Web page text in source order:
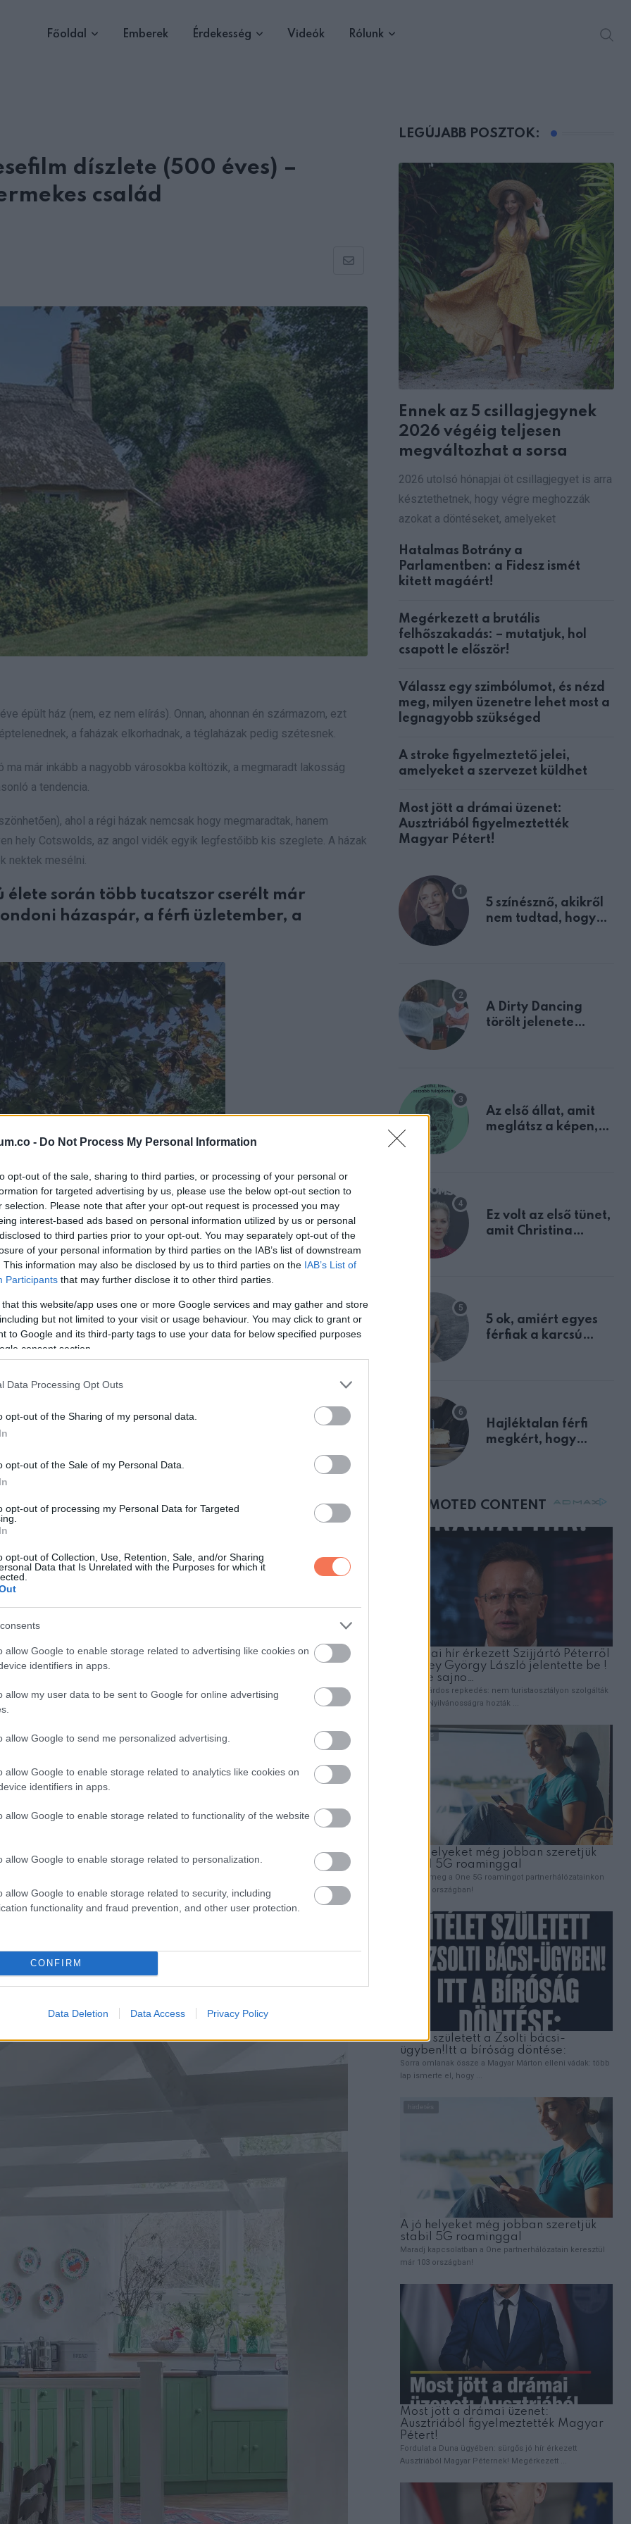
- Do Not Process My Personal Information
opt-out of the sale, sharing to third parties, or processing of your personal or
for targeted advertising by us, please use the below opt-out section to
selection. Please note that after your opt-out request is processed you may
interest-based ads based on personal information utilized by us or personal
to third parties prior to your opt-out. You may separately opt-out of the
of your personal information by third parties on the IAB’s list of downstream
This information may also be disclosed by us to third parties on the IAB’s List of
Participants that may further disclose it to other third parties.
that this website/app uses one or more Google services and may gather and store
but not limited to your visit or usage behaviour. You may click to grant or
to Google and its third-party tags to use your data for below specified purposes
consent section.
Data Processing Opt Outs
opt-out of the Sharing of my personal data.
opt-out of the Sale of my Personal Data.
opt-out of processing my Personal Data for Targeted
opt-out of Collection, Use, Retention, Sale, and/or Sharing
Data that Is Unrelated with the Purposes for which it
allow Google to enable storage related to advertising like cookies on
identifiers in apps.
allow my user data to be sent to Google for online advertising
allow Google to send me personalized advertising.
allow Google to enable storage related to analytics like cookies on
identifiers in apps.
allow Google to enable storage related to functionality of the website
allow Google to enable storage related to personalization.
allow Google to enable storage related to security, including
functionality and fraud prevention, and other user protection.
CONFIRM
Data Deletion Data Access Privacy Policy
Főoldal Emberek Érdekesség Videók Rólunk
díszlete (500 éves) –
család
Share
Email
épült ház (nem, ez nem elírás). Onnan, ahonnan én származom, ezt
a faházak elkorhadnak, a téglaházak pedig szétesnek.
már inkább a nagyobb városokba költözik, a megmaradt lakosság
a tendencia.
ahol a régi házak nemcsak hogy megmaradtak, hanem
hely Cotswolds, az angol vidék egyik legfestőibb kis szeglete. A házak
nektek mesélni.
élete során több tucatszor cserélt már
házaspár, a férfi üzletember, a
a házak gyakran olyan gyorsan és olyan hihetetlen
az ingatlanügynökségekhez sem jut el – olyan gyorsan történik az
Mindenki barátkozik egymással, beszélget, vendégségbe jár.
időről-időre visszatérnek – csak hogy sétáljanak egyet az utcákon,
rengeteg levelet kapott a korábbi lakóktól. Az egyik azt mondta,
hölgy. ,,Még most is megjelennek néha a kapuban a volt lakók,
konyha + étkező. A belső tér hangsúlya az
a falon lévő színes
terítők, szőnyegek, bútorhuzatok.
LEGÚJABB POSZTOK:
Ennek az 5 csillagjegynek
2026 végéig teljesen
megváltozhat a sorsa
2026 utolsó hónapjai öt csillagjegyet is arra
késztethetnek, hogy végre meghozzák
azokat a döntéseket, amelyeket
Hatalmas Botrány a
Parlamentben: a Fidesz ismét
kitett magáért!
Megérkezett a brutális
felhőszakadás: – mutatjuk, hol
csapott le először!
Válassz egy szimbólumot, és nézd
meg, milyen üzenetre lehet most a
legnagyobb szükséged
A stroke figyelmeztető jelei,
amelyeket a szervezet küldhet
Most jött a drámai üzenet:
Ausztriából figyelmeztették
Magyar Pétert!
5 színésznő, akikről
nem tudtad, hogy
A Dirty Dancing
törölt jelenete
Az első állat, amit
meglátsz a képen,
Ez volt az első tünet,
amit Christina
5 ok, amiért egyes
férfiak a karcsú
Hajléktalan férfi
megkért, hogy
mellettem ült az első